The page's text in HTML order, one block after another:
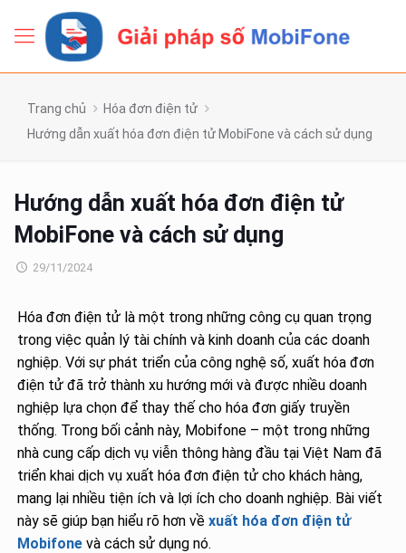
Trang chủ
Hóa đơn điện tử
Hướng dẫn xuất hóa đơn điện tử MobiFone và cách sử dụng
Hướng dẫn xuất hóa đơn điện tử
MobiFone và cách sử dụng
29/11/2024
Hóa đơn điện tử là một trong những công cụ quan trọng
trong việc quản lý tài chính và kinh doanh của các doanh
nghiệp. Với sự phát triển của công nghệ số, xuất hóa đơn
điện tử đã trở thành xu hướng mới và được nhiều doanh
nghiệp lựa chọn để thay thế cho hóa đơn giấy truyền
thống. Trong bối cảnh này, Mobifone – một trong những
nhà cung cấp dịch vụ viễn thông hàng đầu tại Việt Nam đã
triển khai dịch vụ xuất hóa đơn điện tử cho khách hàng,
mang lại nhiều tiện ích và lợi ích cho doanh nghiệp. Bài viết
này sẽ giúp bạn hiểu rõ hơn vềxuất hóa đơn điện tử
Mobifone và cách sử dụng nó.